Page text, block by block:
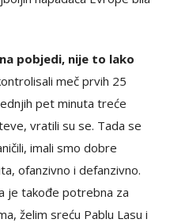
pobjedi, nije to lako
meč prvih 25
pet minuta treće
vratili su se. Tada se
imali smo dobre
ofanzivno i defanzivno.
je takođe potrebna za
želim sreću Pablu Lasu i